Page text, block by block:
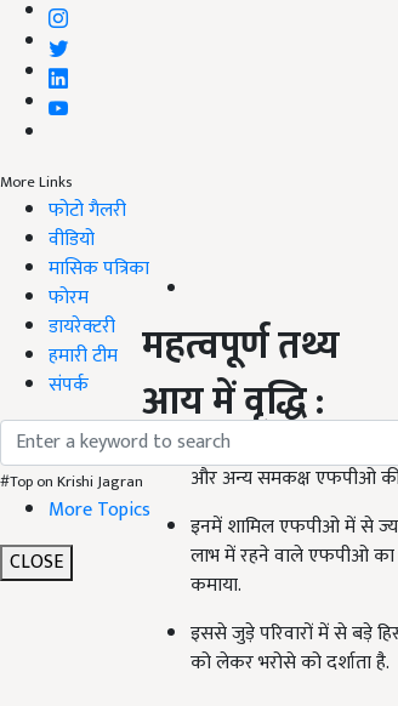
More Links
फोटो गैलरी
वीडियो
मासिक पत्रिका
फोरम
डायरेक्टरी
हमारी टीम
संपर्क
#Top on Krishi Jagran
More Topics
CLOSE
महत्वपूर्ण तथ्य
आय में वृद्धि :
इनमें शामिल
और अन्य समकक्ष एफपीओ की
इनमें शामिल एफपीओ में से
लाभ में रहने वाले एफपीओ का
कमाया.
इससे जुड़े परिवारों में से बड़े
को लेकर भरोसे को दर्शाता है.